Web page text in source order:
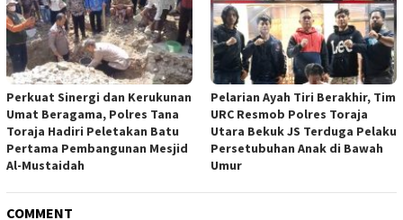
Perkuat Sinergi dan Kerukunan
Umat Beragama, Polres Tana
Toraja Hadiri Peletakan Batu
Pertama Pembangunan Mesjid
Al-Mustaidah
Pelarian Ayah Tiri Berakhir, Tim
URC Resmob Polres Toraja
Utara Bekuk JS Terduga Pelaku
Persetubuhan Anak di Bawah
Umur
COMMENT